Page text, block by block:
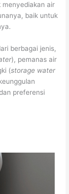
menyediakan air
baik untuk
berbagai jenis,
), pemanas air
(storage water
preferensi